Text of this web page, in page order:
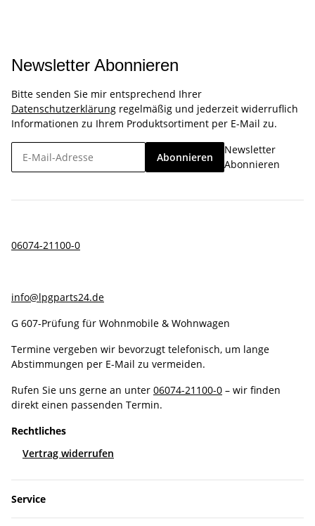
Newsletter Abonnieren
Bitte senden Sie mir entsprechend Ihrer
Datenschutzerklärung regelmäßig und jederzeit widerruflich
Informationen zu Ihrem Produktsortiment per E-Mail zu.
Abonnieren
Newsletter
Abonnieren
06074-21100-0
info@lpgparts24.de
G 607-Prüfung für Wohnmobile & Wohnwagen
Termine vergeben wir bevorzugt telefonisch, um lange
Abstimmungen per E-Mail zu vermeiden.
Rufen Sie uns gerne an unter 06074-21100-0 – wir finden
direkt einen passenden Termin.
Rechtliches
Vertrag widerrufen
Service